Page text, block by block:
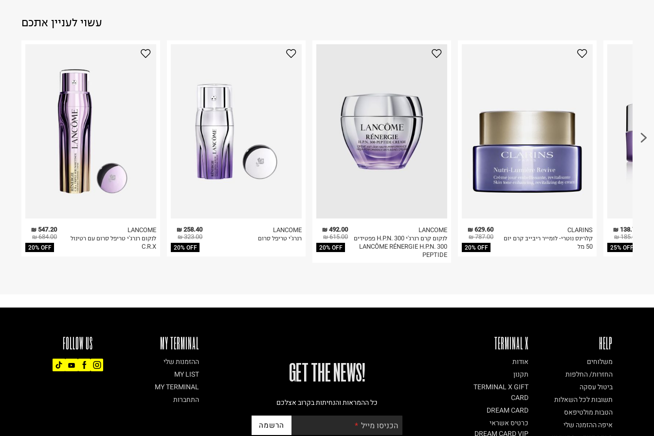
עשוי לעניין אתכם
547.20 ₪
684.00 ₪
20% OFF
LANCOME
לנקום רנרג'י טריפל סרום עם רטינול
C.R.X
258.40 ₪
323.00 ₪
20% OFF
LANCOME
רנרג'י טריפל סרום
492.00 ₪
615.00 ₪
20% OFF
LANCOME
לנקום קרם רנרג'י H.P.N. 300 פפטידים
LANCÔME RÉNERGIE H.P.N. 300
PEPTIDE
629.60 ₪
787.00 ₪
20% OFF
CLARINS
קלרינס נוטרי- לומייר ריבייב קרם יום
50 מל
138.75 ₪
185.00 ₪
25% OFF
FOLLOW US MY TERMINAL
ההזמנות שלי
MY LIST
MY TERMINAL
התחברות
!GET THE NEWS
כל ההמראות והנחיתות בקרוב אצלכם
הכניסו מייל הרשמה
TERMINAL X
אודות
תקנון
TERMINAL X GIFT
CARD
DREAM CARD
כרטיס אשראי
HELP
משלוחים
החזרות/ החלפות
ביטול עסקה
תשובות לכל השאלות
הטבות מולטיפאס
איפה ההזמנה שלי